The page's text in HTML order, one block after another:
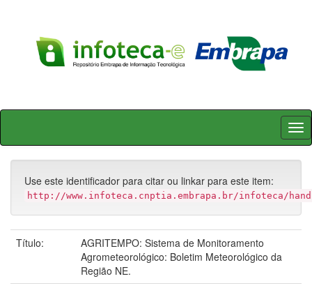
Skip
Use este identificador para citar ou linkar para este item:
http://www.infoteca.cnptia.embrapa.br/infoteca/
Título:
AGRITEMPO: Sistema de Monitoramento
Agrometeorológico: Boletim Meteorológico da
Região NE.